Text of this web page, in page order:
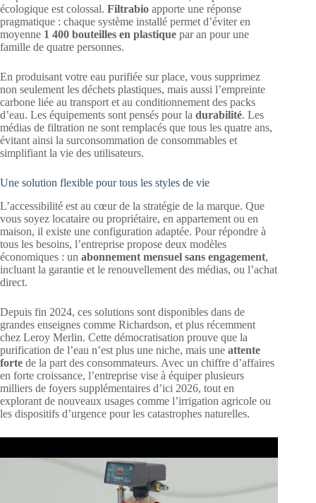
écologique est colossal. Filtrabio apporte une réponse
pragmatique : chaque système installé permet d’éviter en
moyenne 1 400 bouteilles en plastique par an pour une
famille de quatre personnes.
En produisant votre eau purifiée sur place, vous supprimez
non seulement les déchets plastiques, mais aussi l’empreinte
carbone liée au transport et au conditionnement des packs
d’eau. Les équipements sont pensés pour la durabilité. Les
médias de filtration ne sont remplacés que tous les quatre ans,
évitant ainsi la surconsommation de consommables et
simplifiant la vie des utilisateurs.
Une solution flexible pour tous les styles de vie
L’accessibilité est au cœur de la stratégie de la marque. Que
vous soyez locataire ou propriétaire, en appartement ou en
maison, il existe une configuration adaptée. Pour répondre à
tous les besoins, l’entreprise propose deux modèles
économiques : un abonnement mensuel sans engagement,
incluant la garantie et le renouvellement des médias, ou l’achat
direct.
Depuis fin 2024, ces solutions sont disponibles dans de
grandes enseignes comme Richardson, et plus récemment
chez Leroy Merlin. Cette démocratisation prouve que la
purification de l’eau n’est plus une niche, mais une attente
forte de la part des consommateurs. Avec un chiffre d’affaires
en forte croissance, l’entreprise vise à équiper plusieurs
milliers de foyers supplémentaires d’ici 2026, tout en
explorant de nouveaux usages comme l’irrigation agricole ou
les dispositifs d’urgence pour les catastrophes naturelles.